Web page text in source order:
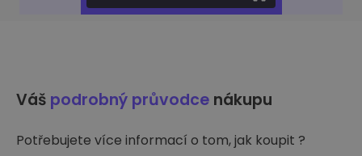
Váš podrobný průvodce nákupu
Potřebujete více informací o tom, jak koupit ?